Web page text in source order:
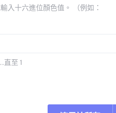
入十六進位顏色值。 （例如：
直至 1